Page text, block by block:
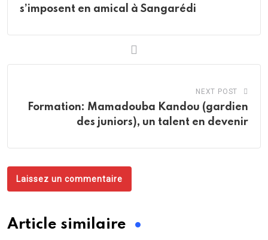
s’imposent en amical à Sangarédi
NEXT POST
Formation: Mamadouba Kandou (gardien
des juniors), un talent en devenir
Laissez un commentaire
Article similaire